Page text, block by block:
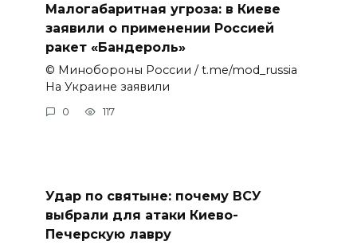
Малогабаритная угроза: в Киеве
заявили о применении Россией
ракет «Бандероль»
© Минобороны России / t.me/mod_russia
На Украине заявили
0 117
Удар по святыне: почему ВСУ
выбрали для атаки Киево-
Печерскую лавру